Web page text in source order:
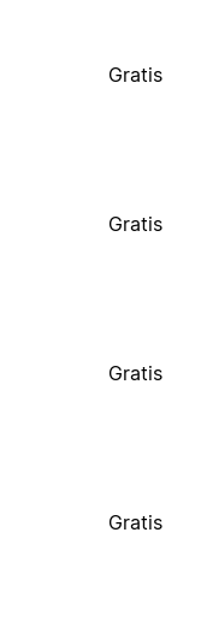
Gratis
Gratis
Gratis
Gratis